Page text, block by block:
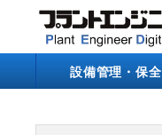
設備管理・保全